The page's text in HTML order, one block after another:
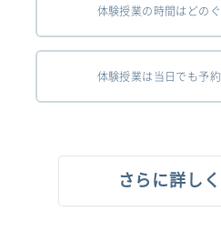
体験授業の時間はどの
体験授業は当日でも予
さらに詳し